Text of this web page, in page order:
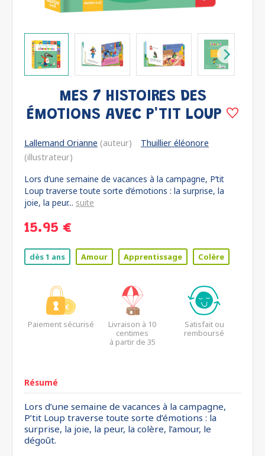
MES 7 HISTOIRES DES
ÉMOTIONS AVEC P'TIT LOUP
Lallemand Orianne (auteur)
Thuillier éléonore
(illustrateur)
Lors d’une semaine de vacances à la campagne, P’tit
Loup traverse toute sorte d’émotions : la surprise, la
joie, la peur... suite
15.95 €
dès 1 ans Amour Apprentissage Colère
Paiement sécurisé
Livraison à 10
centimes
à partir de 35
Satisfait ou
remboursé
Résumé
Lors d’une semaine de vacances à la campagne,
P’tit Loup traverse toute sorte d’émotions : la
surprise, la joie, la peur, la colère, l’amour, le
dégoût.